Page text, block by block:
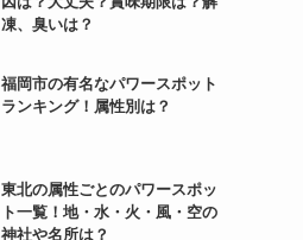
凍、臭いは？
福岡市の有名なパワースポット
ランキング！属性別は？
東北の属性ごとのパワースポッ
ト一覧！地・水・火・風・空の
神社や名所は？